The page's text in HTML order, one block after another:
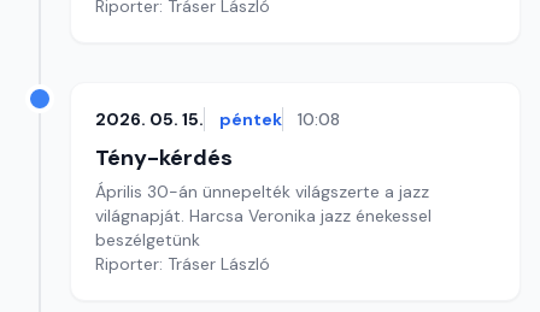
Riporter: Tráser László
2026. 05. 15. péntek 10:08
Tény-kérdés
Április 30-án ünnepelték világszerte a jazz
világnapját. Harcsa Veronika jazz énekessel
beszélgetünk
Riporter: Tráser László